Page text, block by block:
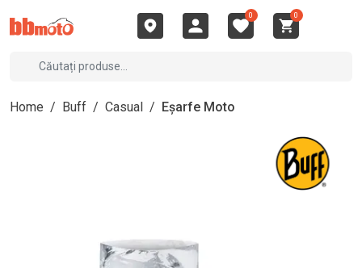
0 0
Home / Buff / Casual / Eșarfe Moto